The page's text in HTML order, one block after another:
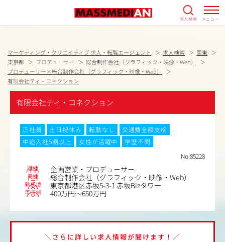
求人検索 メニュー
マーケティング・クリエイティブ 求人・転職エージェント 求人検索
関東
東京都
プロデューサー
総合制作会社（グラフィック・映像・Web）
プロデューサー×総合制作会社（グラフィック・映像・Web）
有限会社ティ・コネクション
有限会社ティ・コネクション
正社員 土日祝休み 転勤なし
交通費全額支給
中途入社5割以上
女性が活躍中
学歴不問
No.85228
職種 企画営業・プロデューサー
業種 総合制作会社（グラフィック・映像・Web）
勤務地 東京都港区赤坂5-3-1 赤坂Bizタワー
年収例 400万円～650万円
＼さらに詳しい求人情報が聞けます！／